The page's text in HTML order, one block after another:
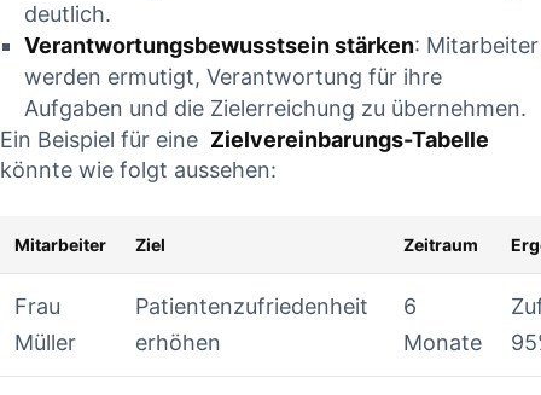
deutlich.
Verantwortungsbewusstsein stärken: Mitarbeiter
werden ermutigt, Verantwortung für ihre‌
Aufgaben‍ und die Zielerreichung zu übernehmen.
Ein Beispiel für⁣ eine ​ Zielvereinbarungs-Tabelle
könnte wie ⁢folgt ‌aussehen:
Mitarbeiter Ziel Zeitraum
Frau
Müller
Patientenzufriedenheit
erhöhen
6
Monate